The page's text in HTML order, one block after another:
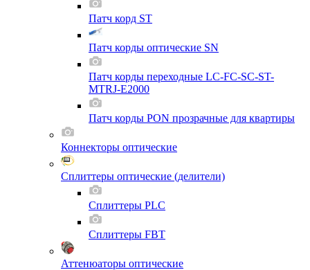
Патч корд ST
Патч корды оптические SN
Патч корды переходные LC-FC-SC-ST-
MTRJ-E2000
Патч корды PON прозрачные для квартиры
Коннекторы оптические
Сплиттеры оптические (делители)
Сплиттеры PLC
Сплиттеры FBT
Аттенюаторы оптические